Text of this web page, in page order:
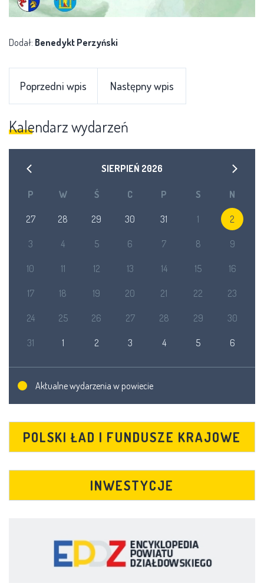
Dodał: Benedykt Perzyński
Poprzedni wpis Następny wpis
Kalendarz wydarzeń
SIERPIEŃ 2026
P W Ś C P S N
27 28 29 30 31 1 2
3 4 5 6 7 8 9
10 11 12 13 14 15 16
17 18 19 20 21 22 23
24 25 26 27 28 29 30
31 1 2 3 4 5 6
Aktualne wydarzenia w powiecie
POLSKI ŁAD I FUNDUSZE KRAJOWE
INWESTYCJE